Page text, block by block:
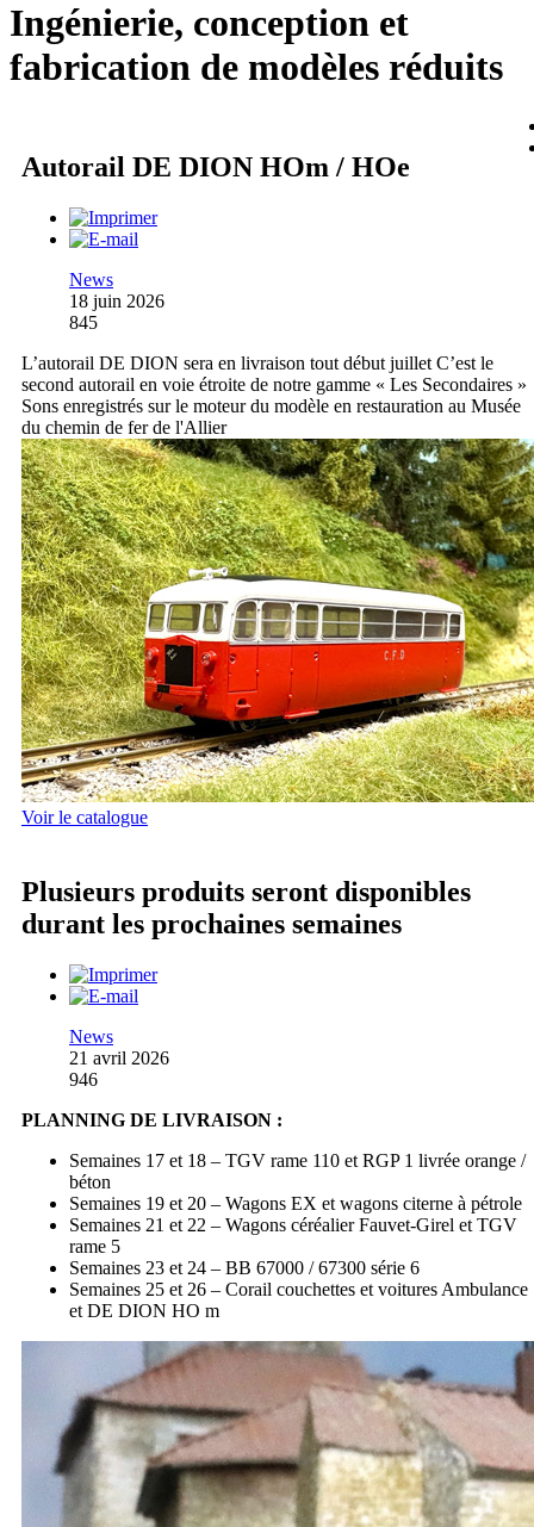
Ingénierie, conception et
fabrication de modèles réduits
Autorail DE DION HOm / HOe
News
18 juin 2026
845
L’autorail DE DION sera en livraison tout début juillet C’est le
second autorail en voie étroite de notre gamme « Les Secondaires »
Sons enregistrés sur le moteur du modèle en restauration au Musée
du chemin de fer de l'Allier
Voir le catalogue
Plusieurs produits seront disponibles
durant les prochaines semaines
News
21 avril 2026
946
PLANNING DE LIVRAISON :
Semaines 17 et 18 – TGV rame 110 et RGP 1 livrée orange /
béton
Semaines 19 et 20 – Wagons EX et wagons citerne à pétrole
Semaines 21 et 22 – Wagons céréalier Fauvet-Girel et TGV
rame 5
Semaines 23 et 24 – BB 67000 / 67300 série 6
Semaines 25 et 26 – Corail couchettes et voitures Ambulance
et DE DION HO m